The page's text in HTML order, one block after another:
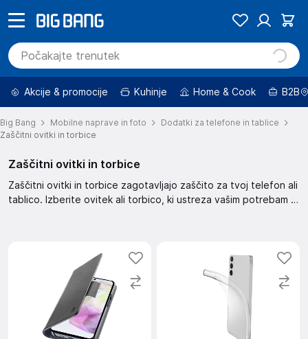
Akcije & promocije Kuhinje Home & Cook B2B
Big Bang Mobilne naprave in foto
Dodatki za telefone in tablice
Zaščitni ovitki in torbice
Zaščitni ovitki in torbice
Zaščitni ovitki in torbice zagotavljajo zaščito za tvoj telefon ali
tablico. Izberite ovitek ali torbico, ki ustreza vašim potrebam in